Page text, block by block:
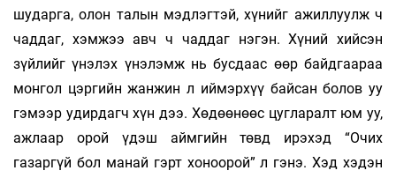
шударга, олон талын мэдлэгтэй, хүнийг ажиллуулж ч
чаддаг, хэмжээ авч ч чаддаг нэгэн. Хүний хийсэн
зүйлийг үнэлэх үнэлэмж нь бусдаас өөр байдгаараа
монгол цэргийн жанжин л иймэрхүү байсан болов уу
гэмээр удирдагч хүн дээ. Хөдөөнөөс цугларалт юм уу,
ажлаар орой үдэш аймгийн төвд ирэхэд “Очих
газаргүй бол манай гэрт хоноорой” л гэнэ. Хэд хэдэн